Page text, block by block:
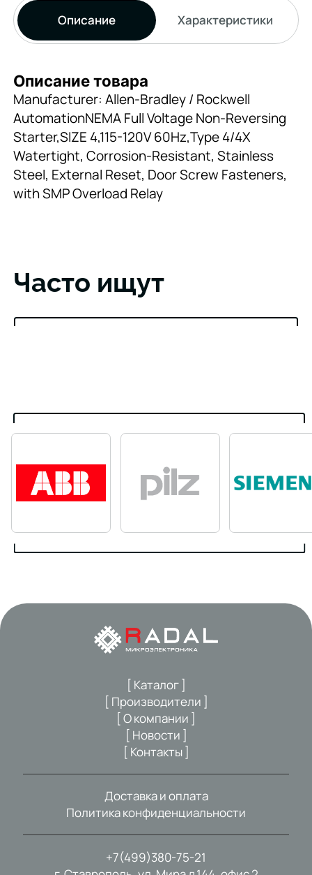
Описание Характеристики
Описание товара
Manufacturer: Allen-Bradley / Rockwell
AutomationNEMA Full Voltage Non-Reversing
Starter,SIZE 4,115-120V 60Hz,Type 4/4X
Watertight, Corrosion-Resistant, Stainless
Steel, External Reset, Door Screw Fasteners,
with SMP Overload Relay
Часто ищут
+7(499)380-75-21
[ Каталог ]
[ Производители ]
[ О компании ]
[ Новости ]
[ Контакты ]
Доставка и оплата
Политика конфиденциальности